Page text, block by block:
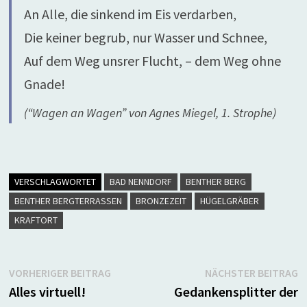
An Alle, die sinkend im Eis verdarben,
Die keiner begrub, nur Wasser und Schnee,
Auf dem Weg unsrer Flucht, – dem Weg ohne
Gnade!
(“Wagen an Wagen” von Agnes Miegel, 1. Strophe)
VERSCHLAGWORTET BAD NENNDORF
BENTHER BERG
BENTHER BERGTERRASSEN
BRONZEZEIT
HÜGELGRÄBER
KRAFTORT
Beitragsnavigation
VORHERIGER BEITRAGVorheriger
Alles virtuell!
NÄCHSTER BEITRAG
Gedankensplitter der